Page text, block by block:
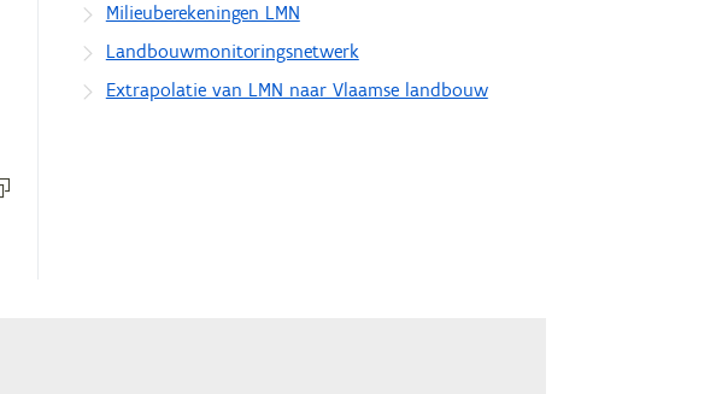
Milieuberekeningen LMN
Landbouwmonitoringsnetwerk
Extrapolatie van LMN naar Vlaamse landbouw